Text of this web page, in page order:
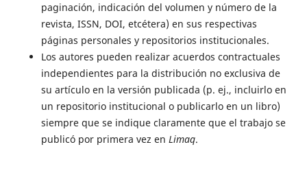
paginación, indicación del volumen y número de la
revista, ISSN, DOI, etcétera) en sus respectivas
páginas personales y repositorios institucionales.
Los autores pueden realizar acuerdos contractuales
independientes para la distribución no exclusiva de
su artículo en la versión publicada (p. ej., incluirlo en
un repositorio institucional o publicarlo en un libro)
siempre que se indique claramente que el trabajo se
publicó por primera vez en Limaq.